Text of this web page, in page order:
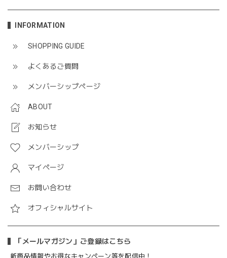
INFORMATION
SHOPPING GUIDE
よくあるご質問
メンバーシップページ
ABOUT
お知らせ
メンバーシップ
マイページ
お問い合わせ
オフィシャルサイト
「メールマガジン」ご登録はこちら
新商品情報やお得なキャンペーン等を配信中！